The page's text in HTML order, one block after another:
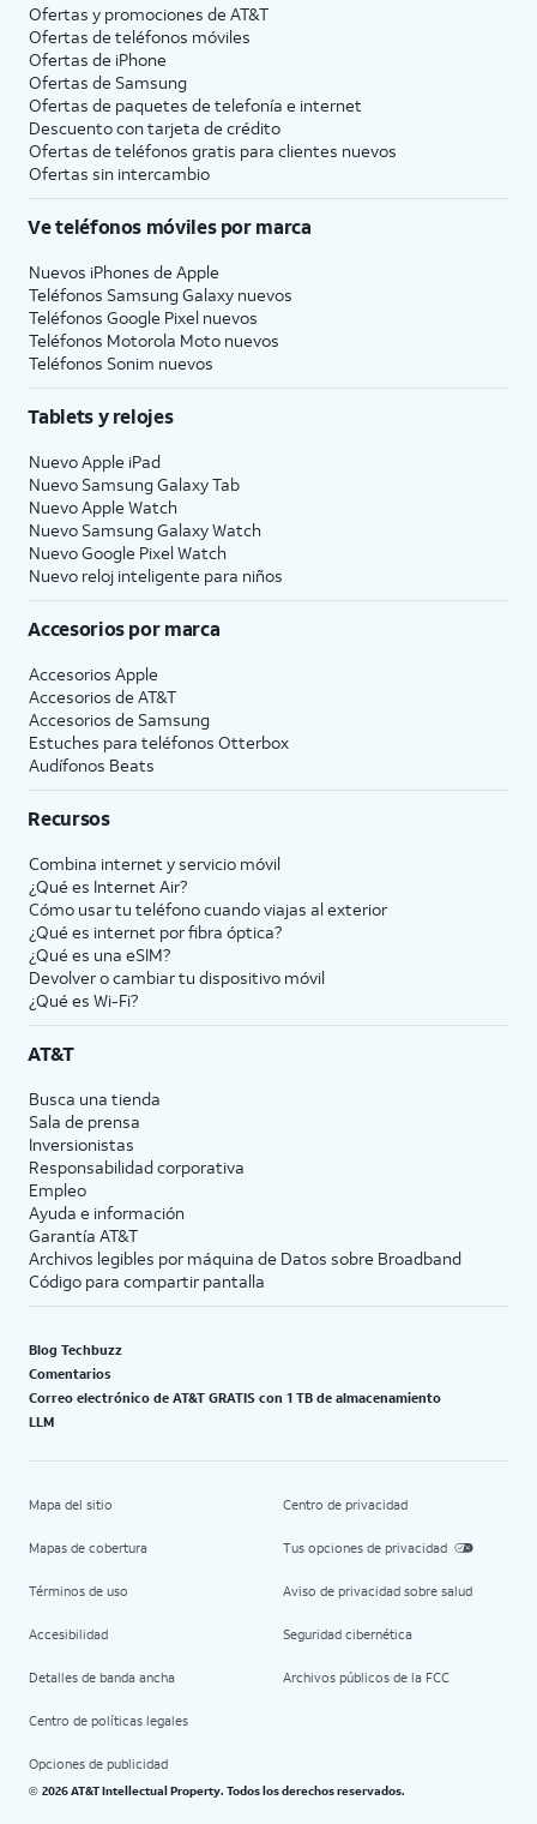
Ofertas y promociones de AT&T
Ofertas de teléfonos móviles
Ofertas de iPhone
Ofertas de Samsung
Ofertas de paquetes de telefonía e internet
Descuento con tarjeta de crédito
Ofertas de teléfonos gratis para clientes nuevos
Ofertas sin intercambio
Ve teléfonos móviles por marca
Nuevos iPhones de Apple
Teléfonos Samsung Galaxy nuevos
Teléfonos Google Pixel nuevos
Teléfonos Motorola Moto nuevos
Teléfonos Sonim nuevos
Tablets y relojes
Nuevo Apple iPad
Nuevo Samsung Galaxy Tab
Nuevo Apple Watch
Nuevo Samsung Galaxy Watch
Nuevo Google Pixel Watch
Nuevo reloj inteligente para niños
Accesorios por marca
Accesorios Apple
Accesorios de AT&T
Accesorios de Samsung
Estuches para teléfonos Otterbox
Audífonos Beats
Recursos
Combina internet y servicio móvil
¿Qué es Internet Air?
Cómo usar tu teléfono cuando viajas al exterior
¿Qué es internet por fibra óptica?
¿Qué es una eSIM?
Devolver o cambiar tu dispositivo móvil
¿Qué es Wi-Fi?
AT&T
Busca una tienda
Sala de prensa
Inversionistas
Responsabilidad corporativa
Empleo
Ayuda e información
Garantía AT&T
Archivos legibles por máquina de Datos sobre Broadband
Código para compartir pantalla
Blog Techbuzz
Comentarios
Correo electrónico de AT&T GRATIS con 1 TB de almacenamiento
LLM
Mapa del sitio
Mapas de cobertura
Términos de uso
Accesibilidad
Detalles de banda ancha
Centro de políticas legales
Opciones de publicidad
Centro de privacidad
Tus opciones de privacidad
Aviso de privacidad sobre salud
Seguridad cibernética
Archivos públicos de la FCC
© 2026 AT&T Intellectual Property. Todos los derechos reservados.